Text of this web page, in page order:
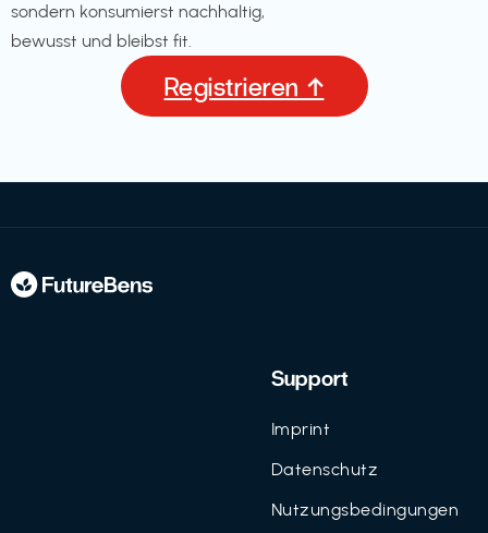
sondern konsumierst nachhaltig,
bewusst und bleibst fit.
Registrieren ↑
Support
Imprint
Datenschutz
Nutzungsbedingungen